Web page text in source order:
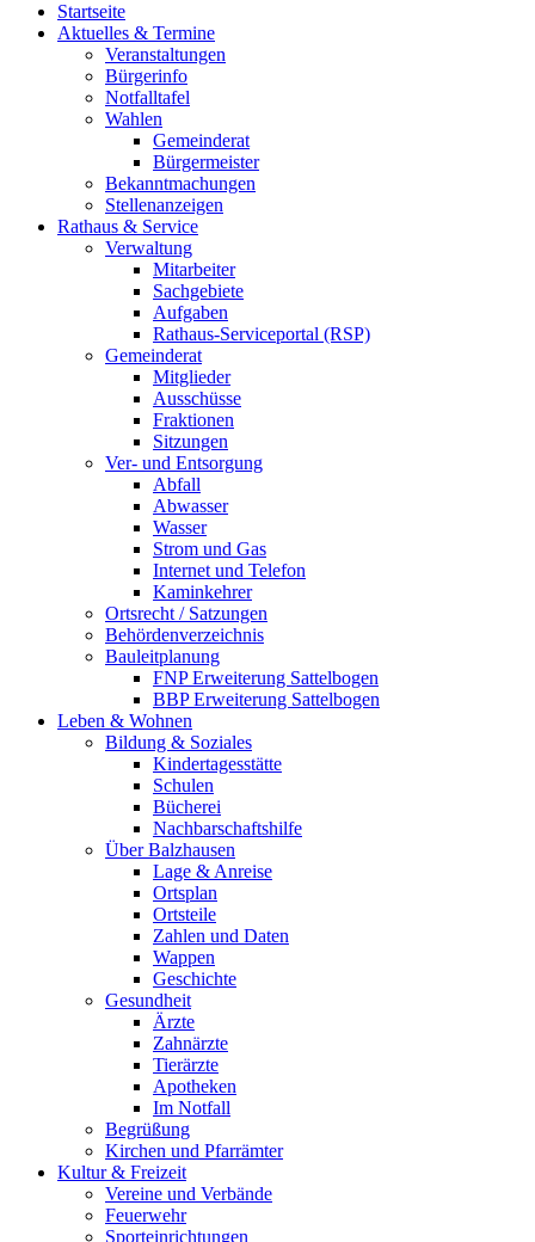
Startseite
Aktuelles & Termine
Veranstaltungen
Bürgerinfo
Notfalltafel
Wahlen
Gemeinderat
Bürgermeister
Bekanntmachungen
Stellenanzeigen
Rathaus & Service
Verwaltung
Mitarbeiter
Sachgebiete
Aufgaben
Rathaus-Serviceportal (RSP)
Gemeinderat
Mitglieder
Ausschüsse
Fraktionen
Sitzungen
Ver- und Entsorgung
Abfall
Abwasser
Wasser
Strom und Gas
Internet und Telefon
Kaminkehrer
Ortsrecht / Satzungen
Behördenverzeichnis
Bauleitplanung
FNP Erweiterung Sattelbogen
BBP Erweiterung Sattelbogen
Leben & Wohnen
Bildung & Soziales
Kindertagesstätte
Schulen
Bücherei
Nachbarschaftshilfe
Über Balzhausen
Lage & Anreise
Ortsplan
Ortsteile
Zahlen und Daten
Wappen
Geschichte
Gesundheit
Ärzte
Zahnärzte
Tierärzte
Apotheken
Im Notfall
Begrüßung
Kirchen und Pfarrämter
Kultur & Freizeit
Vereine und Verbände
Feuerwehr
Sporteinrichtungen